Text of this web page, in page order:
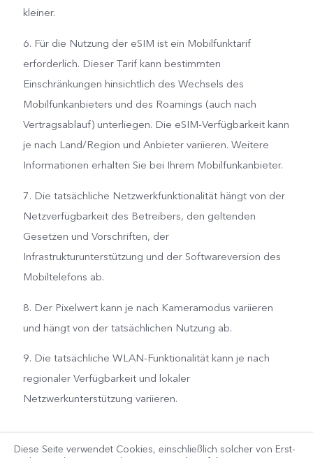
kleiner.
6. Für die Nutzung der eSIM ist ein Mobilfunktarif
erforderlich. Dieser Tarif kann bestimmten
Einschränkungen hinsichtlich des Wechsels des
Mobilfunkanbieters und des Roamings (auch nach
Vertragsablauf) unterliegen. Die eSIM-Verfügbarkeit kann
je nach Land/Region und Anbieter variieren. Weitere
Informationen erhalten Sie bei Ihrem Mobilfunkanbieter.
7. Die tatsächliche Netzwerkfunktionalität hängt von der
Netzverfügbarkeit des Betreibers, den geltenden
Gesetzen und Vorschriften, der
Infrastrukturunterstützung und der Softwareversion des
Mobiltelefons ab.
8. Der Pixelwert kann je nach Kameramodus variieren
und hängt von der tatsächlichen Nutzung ab.
9. Die tatsächliche WLAN-Funktionalität kann je nach
regionaler Verfügbarkeit und lokaler
Netzwerkunterstützung variieren.
Diese Seite verwendet Cookies, einschließlich solcher von Erst-